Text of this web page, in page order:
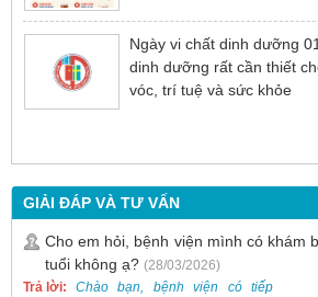
Ngày vi chất dinh dưỡng
dinh dưỡng rất cần thiết
vóc, trí tuệ và sức khỏe
GIẢI ĐÁP VÀ TƯ VẤN
Cho em hỏi, bệnh viện mình có khám
tuổi không ạ? (28/03/2026)
Trả lời:
Chào bạn, bệnh viện có tiếp